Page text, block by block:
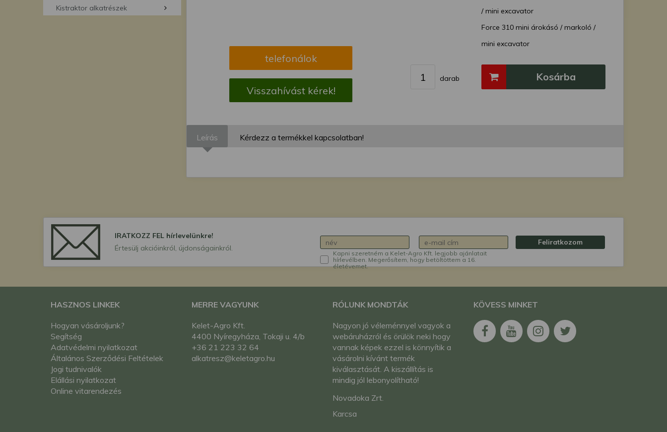
Kistraktor alkatrészek
telefonálok
Visszahívást kérek!
/ mini excavator
Force 310 mini árokásó / markoló /
mini excavator
mini excavator
darab Kosárba
Leírás Kérdezz a termékkel kapcsolatban!
IRATKOZZ FEL hírlevelünkre!
Értesülj akcióinkról, újdonságainkról.
Kapni szeretném a Kelet-Agro Kft. legjobb ajánlatait
hírlevélben. Megerősítem, hogy betöltöttem a 16.
életévemet.
Feliratkozom
HASZNOS LINKEK
Hogyan vásároljunk?
Segítség
Adatvédelmi nyilatkozat
Általános Szerződési Feltételek
Jogi tudnivalók
Elállási nyilatkozat
Online vitarendezés
MERRE VAGYUNK
Kelet-Agro Kft.
4400 Nyíregyháza, Tokaji u. 4/b
+36 21 223 32 64
alkatresz@keletagro.hu
RÓLUNK MONDTÁK
Nagyon jó véleménnyel vagyok a
webáruházról és örülök neki hogy
vannak képek ezzel is könnyítik a
vásárolni kívánt termék
kiválasztását. A kiszállítás is
mindig jól lebonyolítható!
Novadoka Zrt.
Karcsa
KÖVESS MINKET